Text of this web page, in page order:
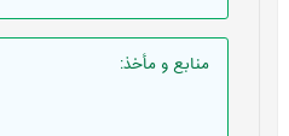
منابع و مأخذ: